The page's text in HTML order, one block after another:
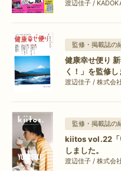
渡辺佳子 /
監修・掲載誌の
健康幸せ便り
く！」を監修し
渡辺佳子 / 株式会
監修・掲載誌の
kiitos vol.22「
しました。
渡辺佳子 / 株式会